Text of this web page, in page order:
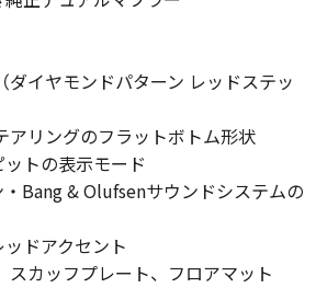
ダイヤモンドパターン レッドステッ
アリングのフラットボトム形状
トの表示モード
Bang & Olufsenサウンドシステムの
ドアクセント
スカッフプレート、フロアマット